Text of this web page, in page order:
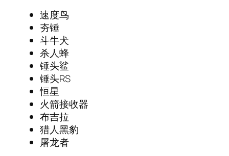
速度鸟
夯锤
斗牛犬
杀人蜂
锤头鲨
锤头RS
恒星
火箭接收器
布吉拉
猎人黑豹
屠龙者